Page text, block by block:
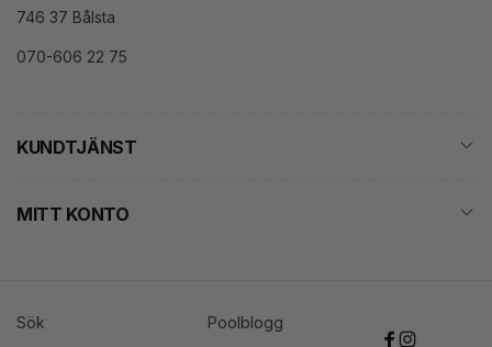
746 37 Bålsta
070-606 22 75
KUNDTJÄNST
MITT KONTO
Sök
Poolblogg